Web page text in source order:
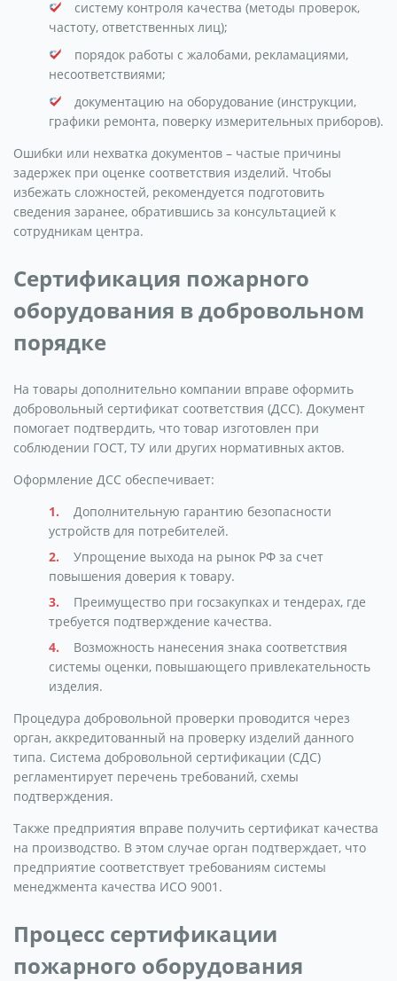
систему контроля качества (методы проверок,
частоту, ответственных лиц);
порядок работы с жалобами, рекламациями,
несоответствиями;
документацию на оборудование (инструкции,
графики ремонта, поверку измерительных приборов).
Ошибки или нехватка документов – частые причины
задержек при оценке соответствия изделий. Чтобы
избежать сложностей, рекомендуется подготовить
сведения заранее, обратившись за консультацией к
сотрудникам центра.
Сертификация пожарного
оборудования в добровольном
порядке
На товары дополнительно компании вправе оформить
добровольный сертификат соответствия (ДСС). Документ
помогает подтвердить, что товар изготовлен при
соблюдении ГОСТ, ТУ или других нормативных актов.
Оформление ДСС обеспечивает:
Дополнительную гарантию безопасности
устройств для потребителей.
Упрощение выхода на рынок РФ за счет
повышения доверия к товару.
Преимущество при госзакупках и тендерах, где
требуется подтверждение качества.
Возможность нанесения знака соответствия
системы оценки, повышающего привлекательность
изделия.
Процедура добровольной проверки проводится через
орган, аккредитованный на проверку изделий данного
типа. Система добровольной сертификации (СДС)
регламентирует перечень требований, схемы
подтверждения.
Также предприятия вправе получить сертификат качества
на производство. В этом случае орган подтверждает, что
предприятие соответствует требованиям системы
менеджмента качества ИСО 9001.
Процесс сертификации
пожарного оборудования